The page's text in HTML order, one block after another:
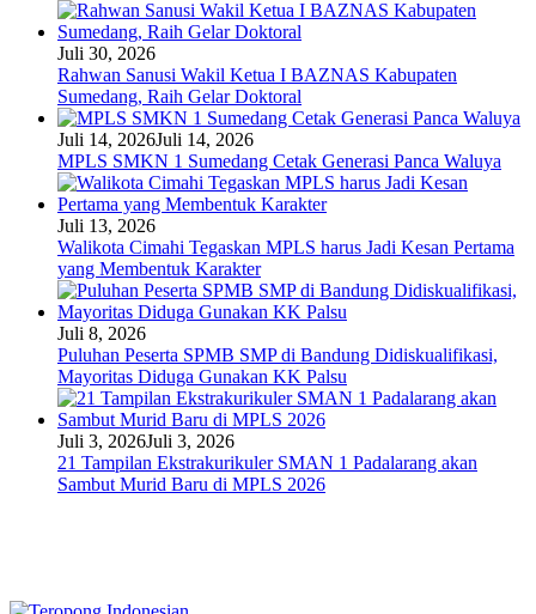
Juli 30, 2026
Rahwan Sanusi Wakil Ketua I BAZNAS Kabupaten
Sumedang, Raih Gelar Doktoral
Juli 14, 2026Juli 14, 2026
MPLS SMKN 1 Sumedang Cetak Generasi Panca Waluya
Juli 13, 2026
Walikota Cimahi Tegaskan MPLS harus Jadi Kesan Pertama
yang Membentuk Karakter
Juli 8, 2026
Puluhan Peserta SPMB SMP di Bandung Didiskualifikasi,
Mayoritas Diduga Gunakan KK Palsu
Juli 3, 2026Juli 3, 2026
21 Tampilan Ekstrakurikuler SMAN 1 Padalarang akan
Sambut Murid Baru di MPLS 2026